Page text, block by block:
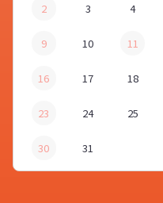
2 3 4
9 10 11
16 17 18
23 24 25
30 31